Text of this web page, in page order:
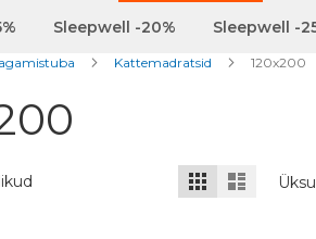
Sleepwell -20% Sleepwell -
Kattemadratsid 120x200
Kuvamisviis
Ruudustik
Nimekiri